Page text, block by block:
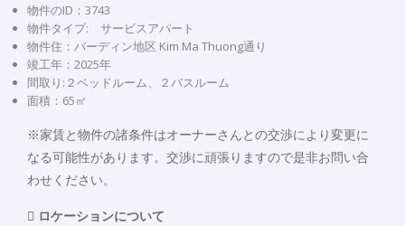
物件のID：3743
物件タイプ: サービスアパート
物件住：バーディン地区 Kim Ma Thuong通り
竣工年：2025年
間取り:２ベッドルーム、２バスルーム
面積：65㎡
※家賃と物件の諸条件はオーナーさんとの交渉により変更に
なる可能性があります。交渉に頑張りますので是非お問い合
わせください。
 ロケーションについて